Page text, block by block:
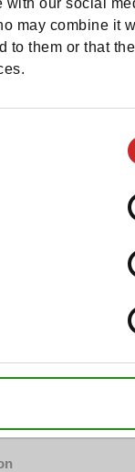
with our social
may combine it
to them or that
pointe de